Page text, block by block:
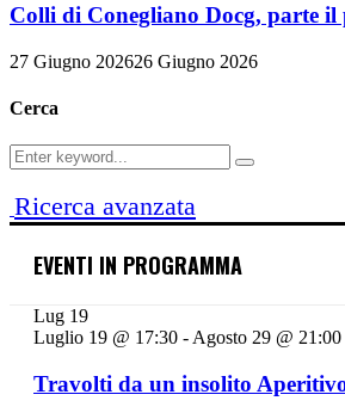
Colli di Conegliano Docg, parte
27 Giugno 202626 Giugno 2026
Cerca
Search
for:
Search
Ricerca avanzata
EVENTI IN PROGRAMMA
Lug 19
Luglio 19 @ 17:30 - Agosto 29 @ 21:00
Travolti da un insolito